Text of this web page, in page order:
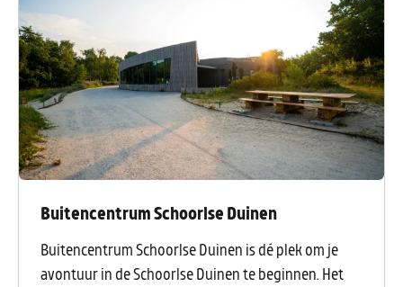
Buitencentrum Schoorlse Duinen
Buitencentrum Schoorlse Duinen is dé plek om je
avontuur in de Schoorlse Duinen te beginnen. Het